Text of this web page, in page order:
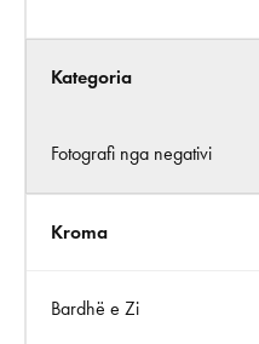
Kategoria
Fotografi nga negativi
Kroma
Bardhë e Zi